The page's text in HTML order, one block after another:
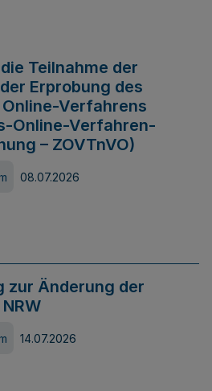
Teilnahme der
Erprobung des
Verfahrens
Online-Verfahren-
– ZOVTnVO)
08.07.2026
zur Änderung der
14.07.2026